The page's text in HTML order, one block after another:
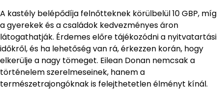
A kastély belépődíja felnőtteknek körülbelül 10 GBP, míg
a gyerekek és a családok kedvezményes áron
látogathatják. Érdemes előre tájékozódni a nyitvatartási
időkről, és ha lehetőség van rá, érkezzen korán, hogy
elkerülje a nagy tömeget. Eilean Donan nemcsak a
történelem szerelmeseinek, hanem a
természetrajongóknak is felejthetetlen élményt kínál.